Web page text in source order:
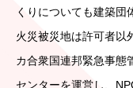
くりについても建築団
火災被災地は許可者以
カ合衆国連邦緊急事態
センターを運営し、